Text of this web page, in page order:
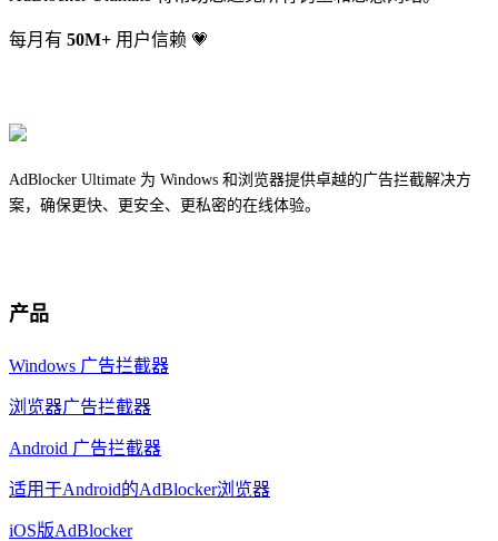
每月有 50M+ 用户信赖 💗
AdBlocker Ultimate 为 Windows 和浏览器提供卓越的广告拦截解决方
案，确保更快、更安全、更私密的在线体验。
产品
Windows 广告拦截器
浏览器广告拦截器
Android 广告拦截器
适用于Android的AdBlocker浏览器
iOS版AdBlocker